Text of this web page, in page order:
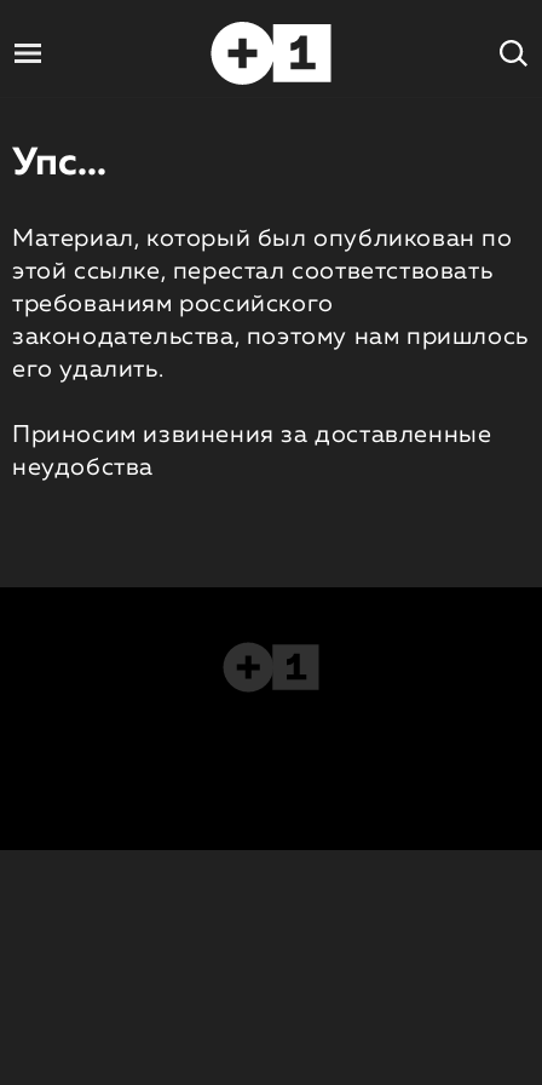
Упс...
Материал, который был опубликован по
этой ссылке, перестал соответствовать
требованиям российского
законодательства, поэтому нам пришлось
его удалить.
Приносим извинения за доставленные
неудобства